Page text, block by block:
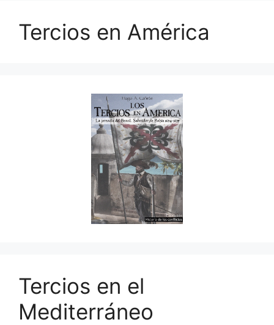
Tercios en América
Tercios en el
Mediterráneo